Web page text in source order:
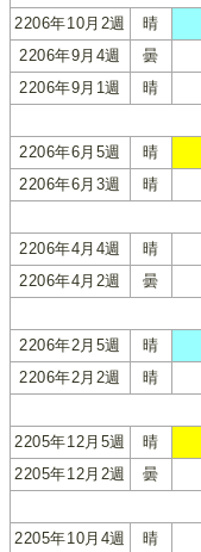
2206年10月2週 晴
2206年9月4週
曇
2206年9月1週
晴
2206年6月5週 晴
2206年6月3週
晴
2206年4月4週 晴
2206年4月2週
曇
2206年2月5週 晴
2206年2月2週
晴
2205年12月5週 晴
2205年12月2週
曇
2205年10月4週 晴